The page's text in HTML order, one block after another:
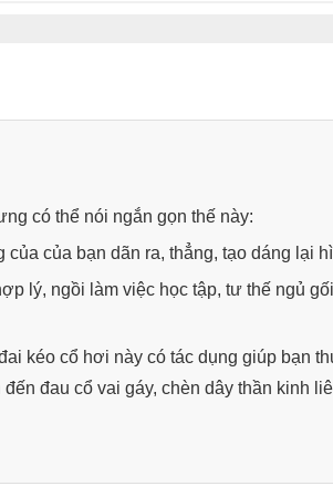
có thể nói ngắn gọn thế này:
của bạn dãn ra, thẳng, tạo dáng lại
lý, ngồi làm việc học tập, tư thế ngủ
kéo cổ hơi này có tác dụng giúp bạn
đau cổ vai gáy, chèn dây thần kinh